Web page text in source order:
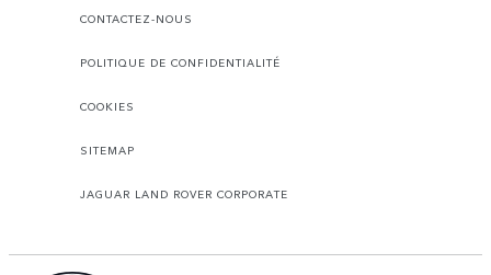
CONTACTEZ-NOUS
POLITIQUE DE CONFIDENTIALITÉ
COOKIES
SITEMAP
JAGUAR LAND ROVER CORPORATE